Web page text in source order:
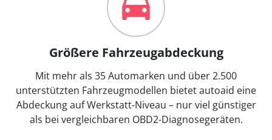
Größere Fahrzeugabdeckung
Mit mehr als 35 Automarken und über 2.500
unterstützten Fahrzeugmodellen bietet autoaid eine
Abdeckung auf Werkstatt-Niveau – nur viel günstiger
als bei vergleichbaren OBD2-Diagnosegeräten.